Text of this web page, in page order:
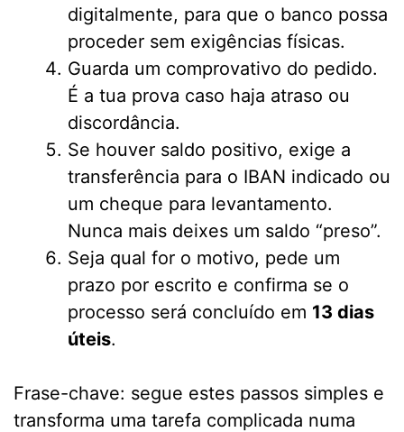
digitalmente, para que o banco possa
proceder sem exigências físicas.
Guarda um comprovativo do pedido.
É a tua prova caso haja atraso ou
discordância.
Se houver saldo positivo, exige a
transferência para o IBAN indicado ou
um cheque para levantamento.
Nunca mais deixes um saldo “preso”.
Seja qual for o motivo, pede um
prazo por escrito e confirma se o
processo será concluído em 13 dias
úteis.
Frase-chave: segue estes passos simples e
transforma uma tarefa complicada numa